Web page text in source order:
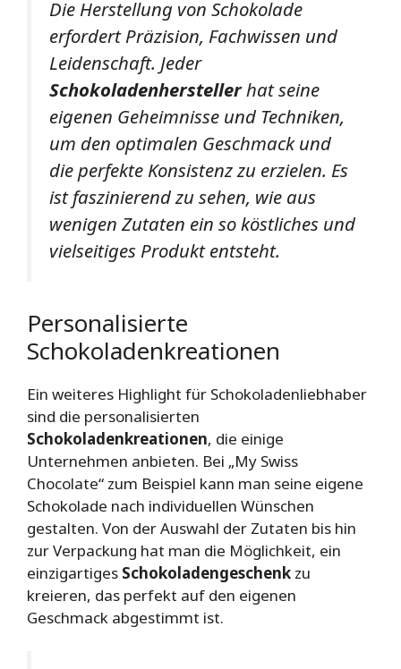
Die Herstellung von Schokolade
erfordert Präzision, Fachwissen und
Leidenschaft. Jeder
Schokoladenherstellerhat seine
eigenen Geheimnisse und Techniken,
um den optimalen Geschmack und
die perfekte Konsistenz zu erzielen. Es
ist faszinierend zu sehen, wie aus
wenigen Zutaten ein so köstliches und
vielseitiges Produkt entsteht.
Personalisierte
Schokoladenkreationen
Ein weiteres Highlight für Schokoladenliebhaber
sind die personalisierten
Schokoladenkreationen, die einige
Unternehmen anbieten. Bei „My Swiss
Chocolate“ zum Beispiel kann man seine eigene
Schokolade nach individuellen Wünschen
gestalten. Von der Auswahl der Zutaten bis hin
zur Verpackung hat man die Möglichkeit, ein
einzigartiges Schokoladengeschenk zu
kreieren, das perfekt auf den eigenen
Geschmack abgestimmt ist.